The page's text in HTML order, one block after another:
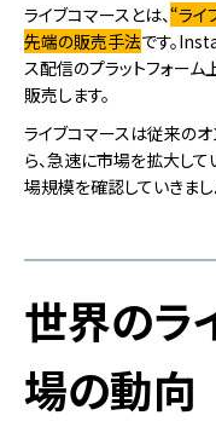
ライブコマースとは、“ライ
先端の販売手法です。
ス配信のプラットフォーム
販売します。
ライブコマースは従来の
ら、急速に市場を拡大し
場規模を確認していきまし
世界のラ
場の動向